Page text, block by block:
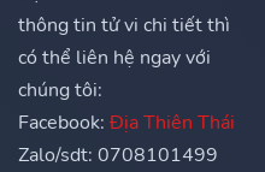
thông tin tử vi chi tiết thì
có thể liên hệ ngay với
chúng tôi:
Facebook: Địa Thiên Thái
Zalo/sdt: 0708101499